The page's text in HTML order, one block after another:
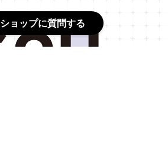
ショップに質問する